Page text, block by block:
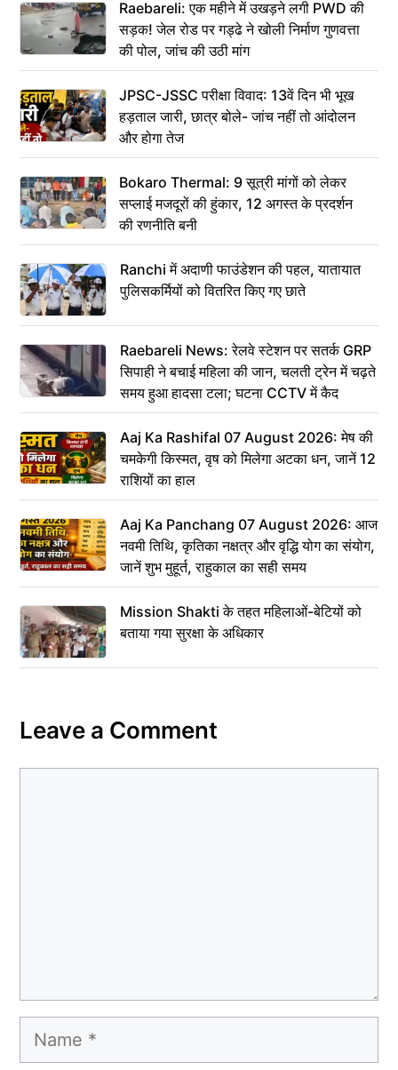
Raebareli: एक महीने में उखड़ने लगी PWD की
सड़क! जेल रोड पर गड्ढे ने खोली निर्माण गुणवत्ता
की पोल, जांच की उठी मांग
JPSC-JSSC परीक्षा विवाद: 13वें दिन भी भूख
हड़ताल जारी, छात्र बोले- जांच नहीं तो आंदोलन
और होगा तेज
Bokaro Thermal: 9 सूत्री मांगों को लेकर
सप्लाई मजदूरों की हुंकार, 12 अगस्त के प्रदर्शन
की रणनीति बनी
Ranchi में अदाणी फाउंडेशन की पहल, यातायात
पुलिसकर्मियों को वितरित किए गए छाते
Raebareli News: रेलवे स्टेशन पर सतर्क GRP
सिपाही ने बचाई महिला की जान, चलती ट्रेन में चढ़ते
समय हुआ हादसा टला; घटना CCTV में कैद
Aaj Ka Rashifal 07 August 2026: मेष की
चमकेगी किस्मत, वृष को मिलेगा अटका धन, जानें 12
राशियों का हाल
Aaj Ka Panchang 07 August 2026: आज
नवमी तिथि, कृतिका नक्षत्र और वृद्धि योग का संयोग,
जानें शुभ मुहूर्त, राहुकाल का सही समय
Mission Shakti के तहत महिलाओं-बेटियों को
बताया गया सुरक्षा के अधिकार
Leave a Comment
Name